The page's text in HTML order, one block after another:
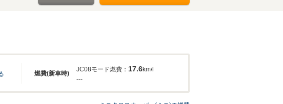
燃費(新車時)
JC08モード燃費： 17.6km/l
---